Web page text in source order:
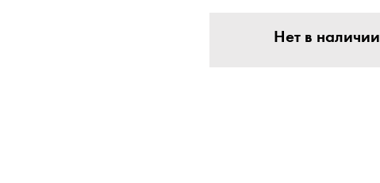
Нет в наличии